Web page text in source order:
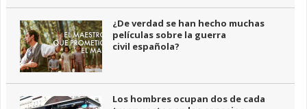
¿De verdad se han hecho muchas
películas sobre la guerra
civil española?
Los hombres ocupan dos de cada